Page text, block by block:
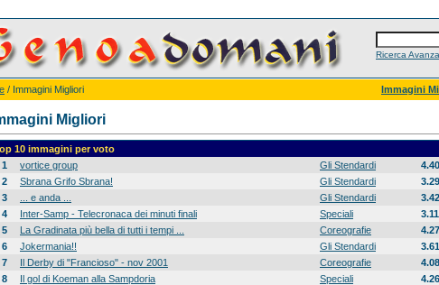
Ricerca
/ Immagini Migliori Immagini
Migliori
10 immagini per voto
1
vortice group Gli Stendardi 4.40
2
Sbrana Grifo Sbrana! Gli Stendardi 3.29
3
... e anda ... Gli Stendardi 3.42
4
Inter-Samp - Telecronaca dei minuti finali Speciali 3.11
5
La Gradinata più bella di tutti i tempi ... Coreografie 4.27
6
Jokermania!! Gli Stendardi 3.61
7
Il Derby di "Francioso" - nov 2001 Coreografie 4.08
8
Il gol di Koeman alla Sampdoria Speciali 4.26